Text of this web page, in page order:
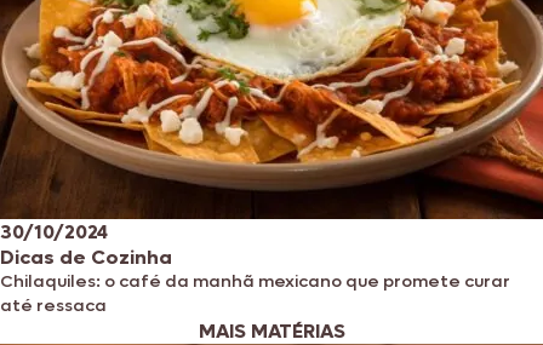
30/10/2024
Dicas de Cozinha
Chilaquiles: o café da manhã mexicano que promete curar
até ressaca
MAIS MATÉRIAS